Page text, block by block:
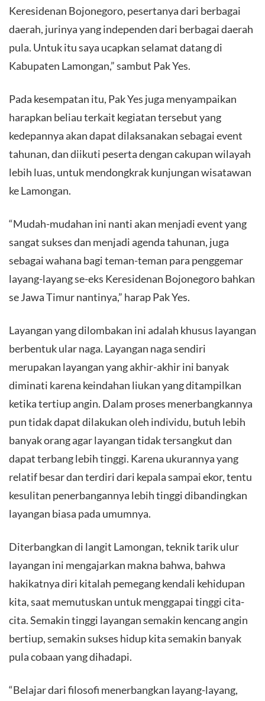
Keresidenan Bojonegoro, pesertanya dari berbagai
daerah, jurinya yang independen dari berbagai daerah
pula. Untuk itu saya ucapkan selamat datang di
Kabupaten Lamongan,” sambut Pak Yes.
Pada kesempatan itu, Pak Yes juga menyampaikan
harapkan beliau terkait kegiatan tersebut yang
kedepannya akan dapat dilaksanakan sebagai event
tahunan, dan diikuti peserta dengan cakupan wilayah
lebih luas, untuk mendongkrak kunjungan wisatawan
ke Lamongan.
“Mudah-mudahan ini nanti akan menjadi event yang
sangat sukses dan menjadi agenda tahunan, juga
sebagai wahana bagi teman-teman para penggemar
layang-layang se-eks Keresidenan Bojonegoro bahkan
se Jawa Timur nantinya,” harap Pak Yes.
Layangan yang dilombakan ini adalah khusus layangan
berbentuk ular naga. Layangan naga sendiri
merupakan layangan yang akhir-akhir ini banyak
diminati karena keindahan liukan yang ditampilkan
ketika tertiup angin. Dalam proses menerbangkannya
pun tidak dapat dilakukan oleh individu, butuh lebih
banyak orang agar layangan tidak tersangkut dan
dapat terbang lebih tinggi. Karena ukurannya yang
relatif besar dan terdiri dari kepala sampai ekor, tentu
kesulitan penerbangannya lebih tinggi dibandingkan
layangan biasa pada umumnya.
Diterbangkan di langit Lamongan, teknik tarik ulur
layangan ini mengajarkan makna bahwa, bahwa
hakikatnya diri kitalah pemegang kendali kehidupan
kita, saat memutuskan untuk menggapai tinggi cita-
cita. Semakin tinggi layangan semakin kencang angin
bertiup, semakin sukses hidup kita semakin banyak
pula cobaan yang dihadapi.
“Belajar dari filosofi menerbangkan layang-layang,